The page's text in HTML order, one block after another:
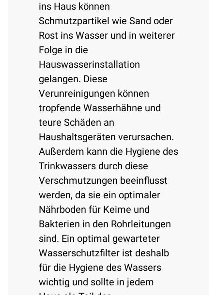
ins Haus können
Schmutzpartikel wie Sand oder
Rost ins Wasser und in weiterer
Folge in die
Hauswasserinstallation
gelangen. Diese
Verunreinigungen können
tropfende Wasserhähne und
teure Schäden an
Haushaltsgeräten verursachen.
Außerdem kann die Hygiene des
Trinkwassers durch diese
Verschmutzungen beeinflusst
werden, da sie ein optimaler
Nährboden für Keime und
Bakterien in den Rohrleitungen
sind. Ein optimal gewarteter
Wasserschutzfilter ist deshalb
für die Hygiene des Wassers
wichtig und sollte in jedem